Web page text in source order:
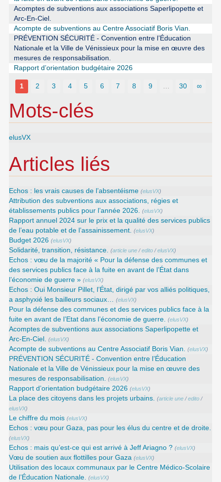
Acomptes de subventions aux associations Saperlipopette et
Arc-En-Ciel.
Acompte de subventions au Centre Associatif Boris Vian.
PRÉVENTION SÉCURITÉ - Convention entre l’Éducation
Nationale et la Ville de Vénissieux pour la mise en œuvre des
mesures de responsabilisation.
Rapport d’orientation budgétaire 2026
1 2 3 4 5 6 7 8 9 30 ∞
Mots-clés
elusVX
Articles liés
Echos : les vrais causes de l’absentéisme (elusVX)
Attribution des subventions aux associations, régies et
établissements publics pour l’année 2026. (elusVX)
Rapport annuel 2024 sur le prix et la qualité des services publics
de l’eau potable et de l’assainissement. (elusVX)
Budget 2026 (elusVX)
Solidarité, transition, résistance. (article une /edito /elusVX)
Echos : vœu de la majorité « Pour la défense des communes et
des services publics face à la fuite en avant de l’État dans
l’économie de guerre » (elusVX)
Echos : Oui Monsieur Pillet, l’État, dirigé par vos alliés politiques,
a asphyxié les bailleurs sociaux… (elusVX)
Pour la défense des communes et des services publics face à la
fuite en avant de l’Etat dans l’économie de guerre. (elusVX)
Acomptes de subventions aux associations Saperlipopette et
Arc-En-Ciel. (elusVX)
Acompte de subventions au Centre Associatif Boris Vian. (elusVX)
PRÉVENTION SÉCURITÉ - Convention entre l’Éducation
Nationale et la Ville de Vénissieux pour la mise en œuvre des
mesures de responsabilisation. (elusVX)
Rapport d’orientation budgétaire 2026 (elusVX)
La place des citoyens dans les projets urbains. (article une /edito /
elusVX)
Le chiffre du mois (elusVX)
Echos : vœu pour Gaza, pas pour les élus du centre et de droite.
(elusVX)
Echos : mais qu’est-ce qui est arrivé à Jeff Ariagno ? (elusVX)
Vœu de soutien aux flottilles pour Gaza (elusVX)
Utilisation des locaux communaux par le Centre Médico-Scolaire
de l’Éducation Nationale. (elusVX)